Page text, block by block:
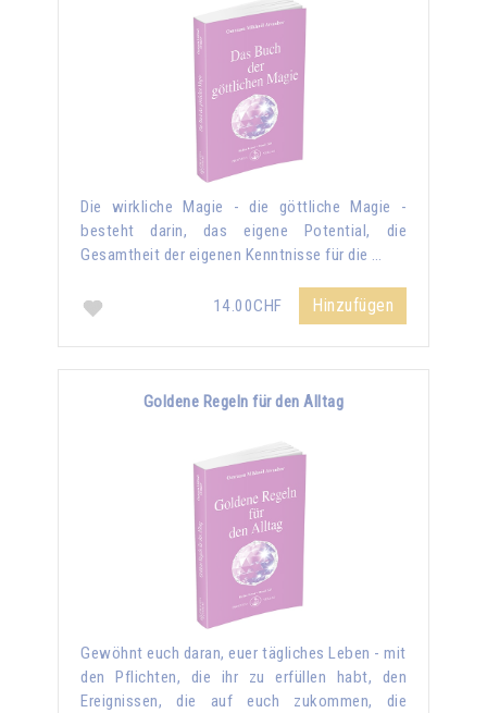
Die wirkliche Magie - die göttliche Magie -
besteht darin, das eigene Potential, die
Gesamtheit der eigenen Kenntnisse für die …
14.00CHF Hinzufügen
Goldene Regeln für den Alltag
Gewöhnt euch daran, euer tägliches Leben - mit
den Pflichten, die ihr zu erfüllen habt, den
Ereignissen, die auf euch zukommen, die